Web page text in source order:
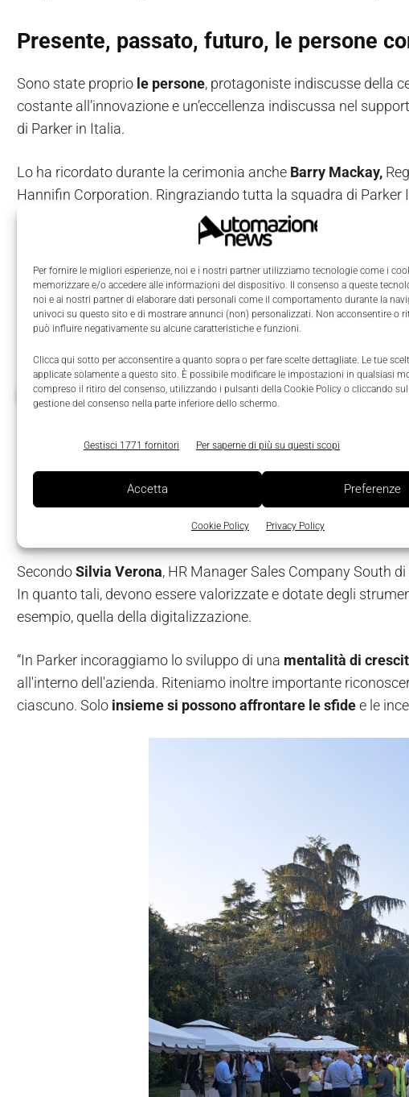
Per fornire le migliori esperienze, noi e i nostri partner utilizziamo tecnologie come i
memorizzare e/o accedere alle informazioni del dispositivo. Il consenso a queste
noi e ai nostri partner di elaborare dati personali come il comportamento durante la
univoci su questo sito e di mostrare annunci (non) personalizzati. Non acconsentire o
può influire negativamente su alcune caratteristiche e funzioni.
Clicca qui sotto per acconsentire a quanto sopra o per fare scelte dettagliate. Le tue
applicate solamente a questo sito. È possibile modificare le impostazioni in qualsiasi
compreso il ritiro del consenso, utilizzando i pulsanti della Cookie Policy o cliccando
gestione del consenso nella parte inferiore dello schermo.
Gestisci 1771 fornitori Per saperne di più su questi scopi
Accetta Preferenze
Cookie Policy Privacy Policy
Presente, passato, futuro, le persone
Sono state proprio le persone, protagoniste indiscusse della
costante all’innovazione e un’eccellenza indiscussa nel
di Parker in Italia.
Lo ha ricordato durante la cerimonia anche Barry Mackay,
Hannifin Corporation. Ringraziando tutta la squadra di
di questi primi 60 anni di successo siano state prima di tutto
e trovato quotidianamente soluzioni insieme ai clienti.
Il Regional General Manager si è dichiarato molto
Così come del suoprezioso contributo al successo globale
ottenuti.
Guarda il video dell'evento di celebrazione dei 60 anni di
Le persone, alla base del successo di Parker anche in Italia,
oggi più che mai, in questa fase dicambiamento e transizione
SecondoSilvia Verona, HR Manager Sales Company South
In quanto tali, devono essere valorizzate e dotate degli
esempio, quella della digitalizzazione.
“In Parker incoraggiamo lo sviluppo di una mentalità di
all'interno dell'azienda. Riteniamo inoltre importante
ciascuno. Solo insieme si possono affrontare le sfidee le